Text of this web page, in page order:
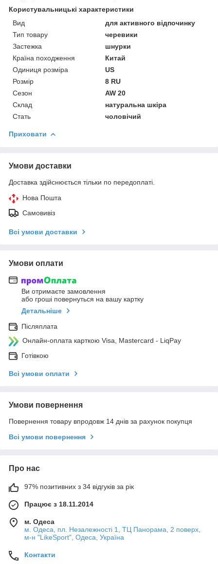
Користувальницькі характеристики
Вид
для активного відпочинку
Тип товару
черевики
Застежка
шнурки
Країна походження
Китай
Одиниця розміра
US
Розмір
8 RU
Сезон
AW 20
Склад
натуральна шкіра
Стать
чоловічий
Приховати
Умови доставки
Доставка здійснюється тільки по передоплаті.
Нова Пошта
Самовивіз
Всі умови доставки
Умови оплати
Ви отримаєте замовлення
або гроші повернуться на вашу картку
Детальніше
Післяплата
Онлайн-оплата карткою Visa, Mastercard - LiqPay
Готівкою
Всі умови оплати
Умови повернення
Повернення товару впродовж 14 днів за рахунок покупця
Всі умови повернення
Про нас
97% позитивних з 34 відгуків за рік
Працює з 18.11.2014
м. Одеса
м. Одеса, пл. Незалежності 1, ТЦ Панорама, 2 поверх,
м-н "LikeSport", Одеса, Україна
Контакти